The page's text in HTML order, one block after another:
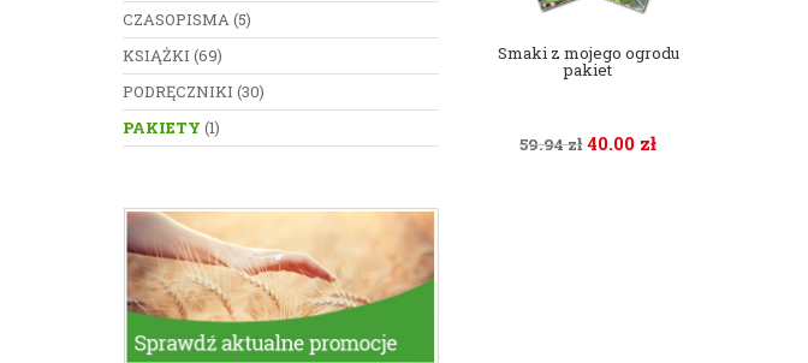
Smaki z mojego ogrodu
pakiet
59.94zł 40.00 zł
CZASOPISMA(5)
KSIĄŻKI (69)
PODRĘCZNIKI (30)
PAKIETY (1)